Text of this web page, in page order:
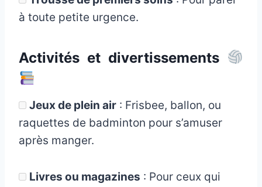
à toute petite urgence.
Activités et divertissements
Jeux de plein air : Frisbee, ballon, ou
raquettes de badminton pour s’amuser
après manger.
Livres ou magazines : Pour ceux qui